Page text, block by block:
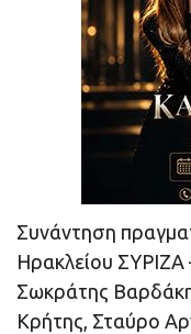
Συνάντηση
Ηρακλείου ΣΥΡΙΖΑ
Σωκράτης
Κρήτης, Σταύρο